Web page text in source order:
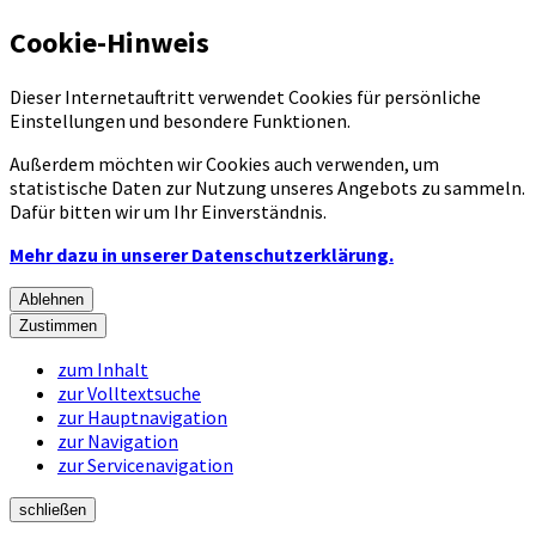
Cookie-Hinweis
Dieser Internetauftritt verwendet Cookies für persönliche
Einstellungen und besondere Funktionen.
Außerdem möchten wir Cookies auch verwenden, um
statistische Daten zur Nutzung unseres Angebots zu sammeln.
Dafür bitten wir um Ihr Einverständnis.
Mehr dazu in unserer Datenschutzerklärung.
Ablehnen
Zustimmen
zum Inhalt
zur Volltextsuche
zur Hauptnavigation
zur Navigation
zur Servicenavigation
schließen